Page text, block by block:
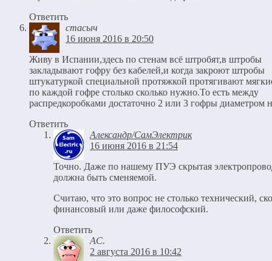
Ответить
стасыч
Живу в Испании,здесь по стенам всё штробят,в штробы
закладывают гофру без кабелей,и когда закроют штробы
штукатуркой специальной протяжкой протягивают
по каждой гофре столько сколько нужно.То есть между
Ответить
Александр/СамЭлектрик
Точно. Даже по нашему ПУЭ скрытая
Считаю, что это вопрос не столько технический,
Ответить
АС.